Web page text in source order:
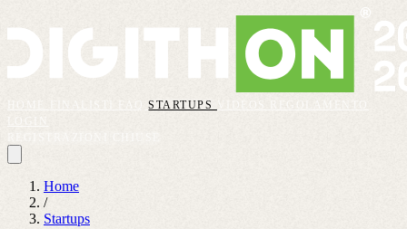
FAQSTARTUPS VIDEOS
REGOLAMENTO
Home
/
Startups